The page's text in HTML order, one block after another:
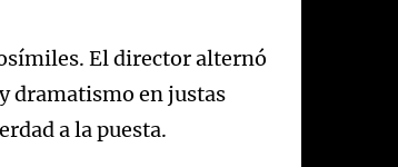
El director alternó
dramatismo en justas
a la puesta.